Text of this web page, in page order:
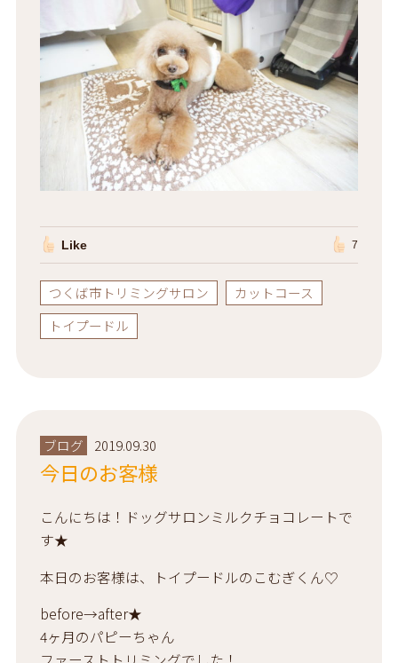
Like 7
つくば市トリミングサロン
カットコース
トイプードル
ブログ 2019.09.30
今日のお客様
こんにちは！ドッグサロンミルクチョコレートで
す★
本日のお客様は、トイプードルのこむぎくん♡
before→after★
4ヶ月のパピーちゃん